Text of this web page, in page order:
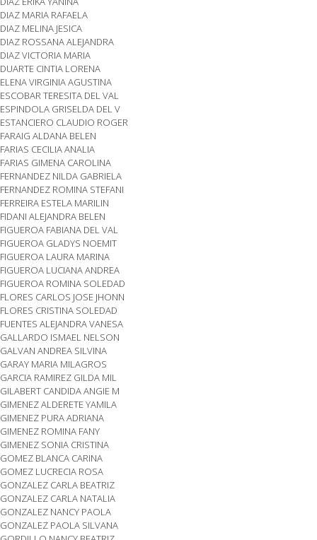
DIAZ MARIA RAFAELA
DIAZ MELINA JESICA
DIAZ ROSSANA ALEJANDRA
DIAZ VICTORIA MARIA
DUARTE CINTIA LORENA
ELENA VIRGINIA AGUSTINA
ESCOBAR TERESITA DEL VAL
ESPINDOLA GRISELDA DEL V
ESTANCIERO CLAUDIO ROGER
FARAIG ALDANA BELEN
FARIAS CECILIA ANALIA
FARIAS GIMENA CAROLINA
FERNANDEZ NILDA GABRIELA
FERNANDEZ ROMINA STEFANI
FERREIRA ESTELA MARILIN
FIDANI ALEJANDRA BELEN
FIGUEROA FABIANA DEL VAL
FIGUEROA GLADYS NOEMIT
FIGUEROA LAURA MARINA
FIGUEROA LUCIANA ANDREA
FIGUEROA ROMINA SOLEDAD
FLORES CARLOS JOSE JHONN
FLORES CRISTINA SOLEDAD
FUENTES ALEJANDRA VANESA
GALLARDO ISMAEL NELSON
GALVAN ANDREA SILVINA
GARAY MARIA MILAGROS
GARCIA RAMIREZ GILDA MIL
GILABERT CANDIDA ANGIE M
GIMENEZ ALDERETE YAMILA
GIMENEZ PURA ADRIANA
GIMENEZ ROMINA FANY
GIMENEZ SONIA CRISTINA
GOMEZ BLANCA CARINA
GOMEZ LUCRECIA ROSA
GONZALEZ CARLA BEATRIZ
GONZALEZ CARLA NATALIA
GONZALEZ NANCY PAOLA
GONZALEZ PAOLA SILVANA